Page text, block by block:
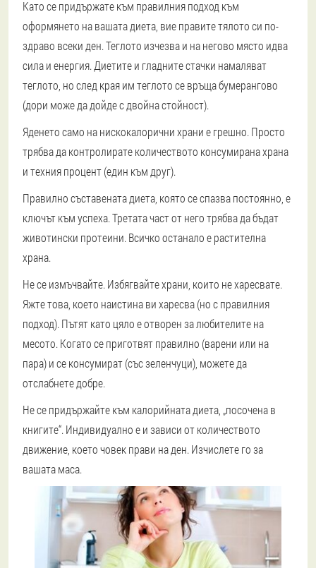
Като се придържате към правилния подход към
оформянето на вашата диета, вие правите тялото си по-
здраво всеки ден. Теглото изчезва и на негово място идва
сила и енергия. Диетите и гладните стачки намаляват
теглото, но след края им теглото се връща бумерангово
(дори може да дойде с двойна стойност).
Яденето само на нискокалорични храни е грешно. Просто
трябва да контролирате количеството консумирана храна
и техния процент (един към друг).
Правилно съставената диета, която се спазва постоянно, е
ключът към успеха. Третата част от него трябва да бъдат
животински протеини. Всичко останало е растителна
храна.
Не се измъчвайте. Избягвайте храни, които не харесвате.
Яжте това, което наистина ви харесва (но с правилния
подход). Пътят като цяло е отворен за любителите на
месото. Когато се приготвят правилно (варени или на
пара) и се консумират (със зеленчуци), можете да
отслабнете добре.
Не се придържайте към калорийната диета, „посочена в
книгите“. Индивидуално е и зависи от количеството
движение, което човек прави на ден. Изчислете го за
вашата маса.